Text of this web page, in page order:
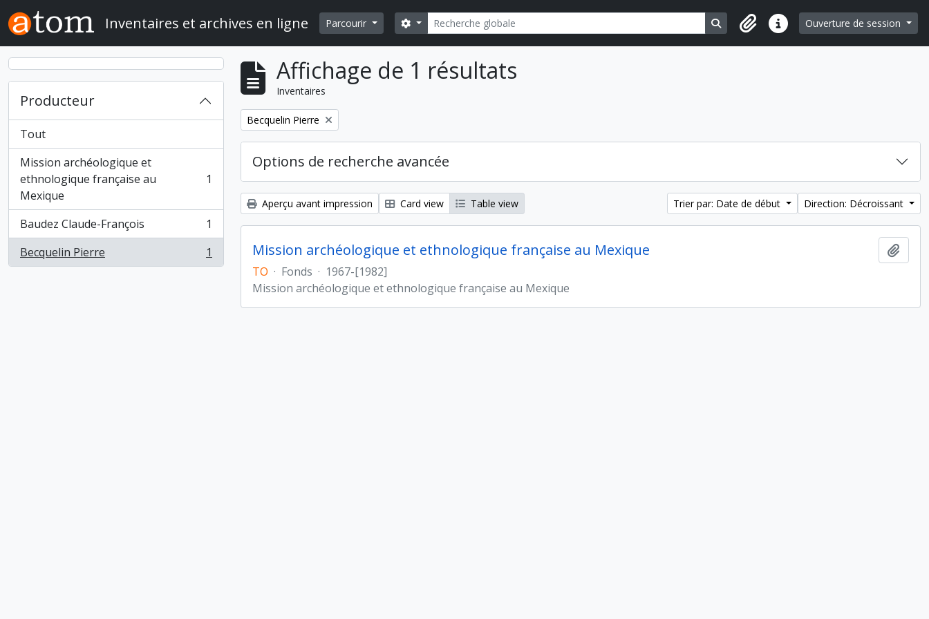
Skip to main content
Inventaires et archives en ligne Parcourir Rechercher
Search options Search in browse page
Liens rapidesOuverture de session
Producteur
Tout
Mission archéologique et
ethnologique française au
Mexique
, 1 résultats 1
Baudez Claude-François
, 1 résultats
1
Becquelin Pierre
, 1 résultats 1
Affichage de 1 résultats
Inventaires
Remove filter:
Becquelin Pierre
Options de recherche avancée
Aperçu avant impression Card view Table view Trier par: Date de début Direction: Décroissant
Mission archéologique et ethnologique française au Mexique
TO · Fonds · 1967-[1982]
Mission archéologique et ethnologique française au Mexique